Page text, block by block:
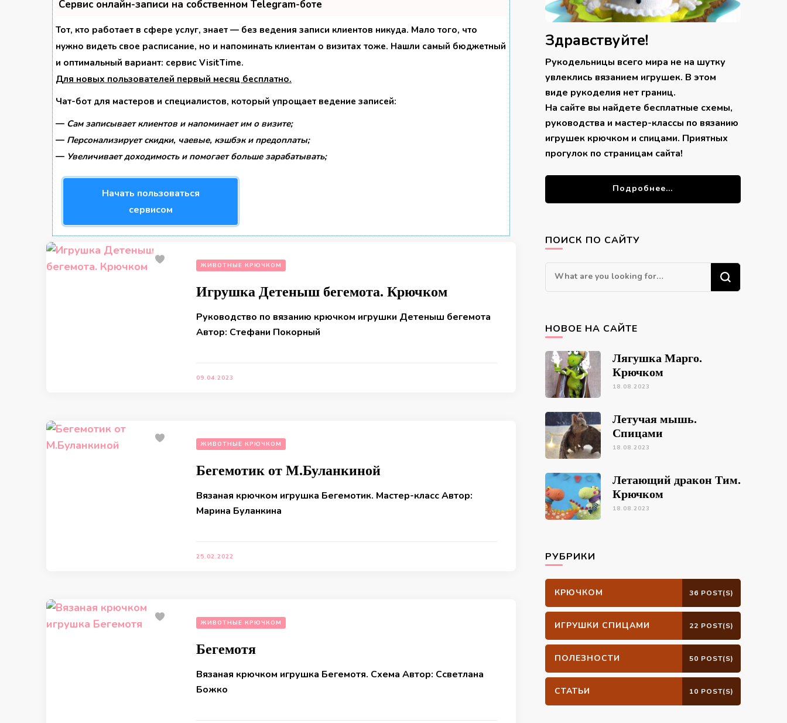
Сервис онлайн-записи на собственном Telegram-боте
Тот, кто работает в сфере услуг, знает — без ведения записи клиентов никуда. Мало того, что
нужно видеть свое расписание, но и напоминать клиентам о визитах тоже. Нашли самый бюджетный
и оптимальный вариант: сервис VisitTime.
Для новых пользователей первый месяц бесплатно.
Чат-бот для мастеров и специалистов, который упрощает ведение записей:
— Сам записывает клиентов и напоминает им о визите;
— Персонализирует скидки, чаевые, кэшбэк и предоплаты;
— Увеличивает доходимость и помогает больше зарабатывать;
Начать пользоваться
сервисом
ЖИВОТНЫЕ КРЮЧКОМ
Игрушка Детеныш бегемота. Крючком
Руководство по вязанию крючком игрушки Детеныш бегемота
Автор: Стефани Покорный
09.04.2023
ЖИВОТНЫЕ КРЮЧКОМ
Бегемотик от М.Буланкиной
Вязаная крючком игрушка Бегемотик. Мастер-класс Автор:
Марина Буланкина
25.02.2022
ЖИВОТНЫЕ КРЮЧКОМ
Бегемотя
Вязаная крючком игрушка Бегемотя. Схема Автор: Ссветлана
Божко
Здравствуйте!
Рукодельницы всего мира не на шутку
увлеклись вязанием игрушек. В этом
виде рукоделия нет границ.
На сайте вы найдете бесплатные схемы,
руководства и мастер-классы по вязанию
игрушек крючком и спицами. Приятных
прогулок по страницам сайта!
Подробнее...
ПОИСК ПО САЙТУ
Looking
for
НОВОЕ НА САЙТЕ
Лягушка Марго.
Крючком
18.08.2023
Летучая мышь.
Спицами
18.08.2023
Летающий дракон Тим.
Крючком
18.08.2023
РУБРИКИ
КРЮЧКОМ 36 POST(S)
ИГРУШКИ СПИЦАМИ 22 POST(S)
ПОЛЕЗНОСТИ 50 POST(S)
СТАТЬИ 10 POST(S)